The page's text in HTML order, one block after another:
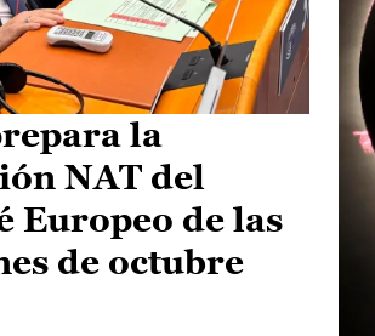
la
NAT del
Europeo de las
de octubre